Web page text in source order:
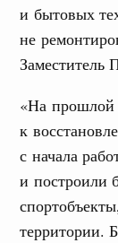
и бытовых
не
Заместитель
«На прошлой
к
с начала
и построили
территории.
и
с
вопросы